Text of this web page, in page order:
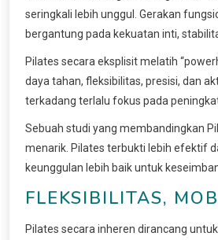
seringkali lebih unggul. Gerakan
bergantung pada kekuatan inti,
Pilates secara eksplisit melatih
daya tahan, fleksibilitas, presisi, dan
terkadang terlalu fokus pada
Sebuah studi yang membandingkan
menarik. Pilates terbukti lebih efektif
keunggulan lebih baik untuk
FLEKSIBILITAS,
Pilates secara inheren dirancang